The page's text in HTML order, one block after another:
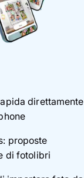
direttamente
proposte
di fotolibri